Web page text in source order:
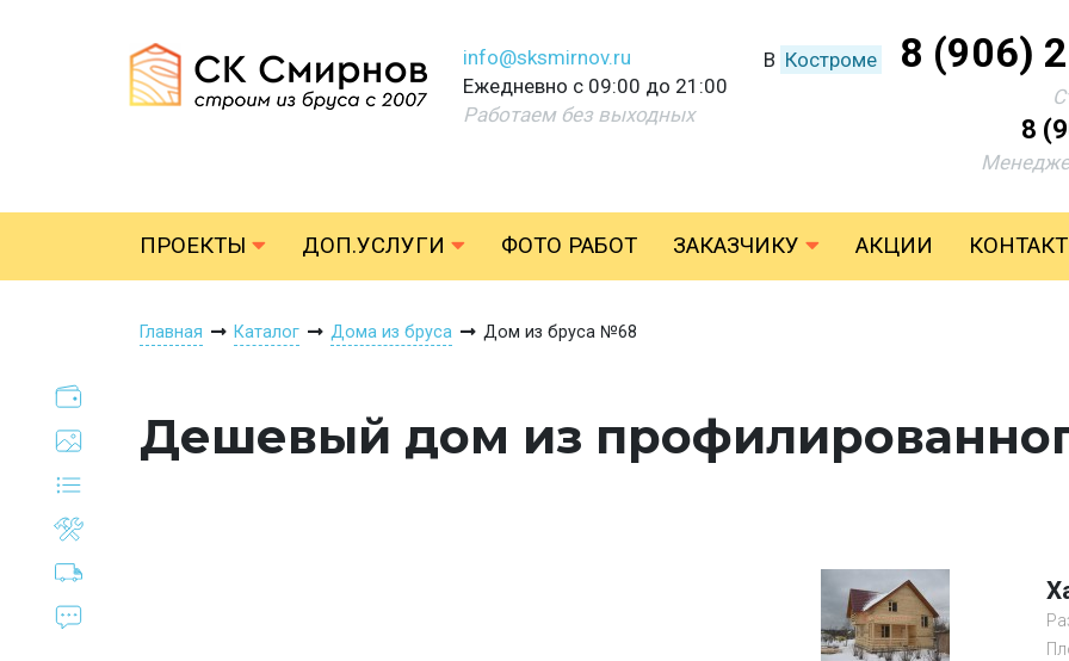
info@sksmirnov.ru
Ежедневно с 09:00 до 21:00
Работаем без выходных
В Костроме 8 (906)
8
ПРОЕКТЫ ДОП.УСЛУГИ ФОТО РАБОТ ЗАКАЗЧИКУ АКЦИИ
Главная Каталог Дома из бруса Дом из бруса №68
Дешевый дом из